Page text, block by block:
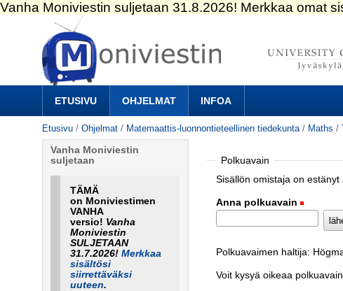
Siirry
sisältöön.
|
Siirry
navigointiin
ETUSIVU OHJELMAT INFOA
Etusivu /Ohjelmat / Matemaattis-luonnontieteellinen tiedekunta / Maths /
Polkuavain
Sisällön omistaja on
Anna polkuavain
Polkuavaimen haltija:
Voit kysyä oikeaa
Vanha Moniviestin
suljetaan
TÄMÄ
on Moniviestimen
VANHA
versio! Vanha
Moniviestin
SULJETAAN
31.7.2026! Merkkaa
sisältösi
siirrettäväksi
uuteen.